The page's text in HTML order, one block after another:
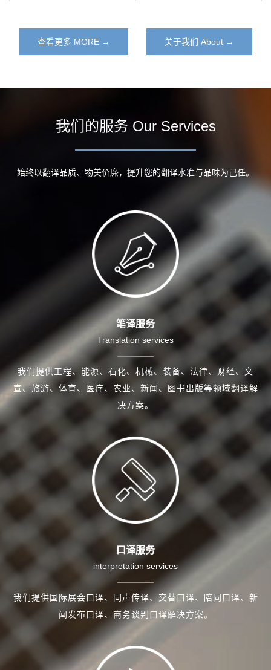
查看更多 MORE → 关于我们 About →
我们的服务 Our Services
始终以翻译品质、物美价廉，提升您的翻译水准与品味为己任。
笔译服务
Translation services
我们提供工程、能源、石化、机械、装备、法律、财经、文
宣、旅游、体育、医疗、农业、新闻、图书出版等领域翻译解
决方案。
口译服务
interpretation services
我们提供国际展会口译、同声传译、交替口译、陪同口译、新
闻发布口译、商务谈判口译解决方案。